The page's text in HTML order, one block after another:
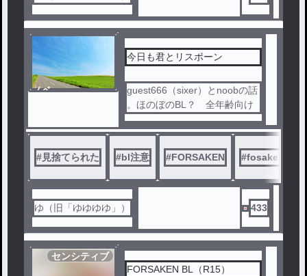
てます
ノベ
今日も君とリスポーン
guest666（sixer）とnoobの話
。ほのぼのBL？ 全年齢向け
#見捨てられた #bl注意 #FORSAKEN #fosaken
ゆ（旧「ゆゆゆゆ」） 433
センシティブ
FORSAKEN BL（R15）